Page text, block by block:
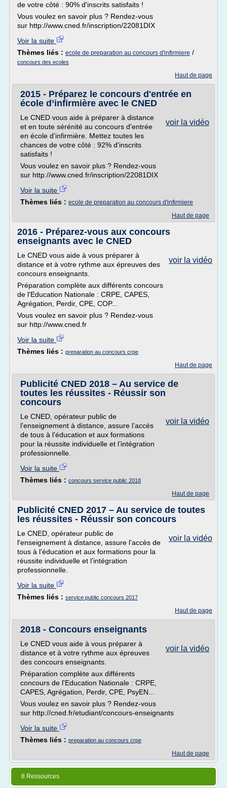
de votre côté : 90% d'inscrits satisfaits !
Vous voulez en savoir plus ? Rendez-vous
sur http://www.cned.fr/inscription/22081DIX
Voir la suite
Thèmes liés : ecole de preparation au concours d'infirmiere /
concours des ecoles
Haut de page
2015 - Préparez le concours d'entrée en
école d’infirmière avec le CNED
voir la vidéo
Le CNED vous aide à préparer à distance
et en toute sérénité au concours d'entrée
en école d'infirmière. Mettez toutes les
chances de votre côté : 92% d'inscrits
satisfaits !
Vous voulez en savoir plus ? Rendez-vous
sur http://www.cned.fr/inscription/22081DIX
Voir la suite
Thèmes liés : ecole de preparation au concours d'infirmiere
Haut de page
2016 - Préparez-vous aux concours
enseignants avec le CNED
voir la vidéo
Le CNED vous aide à vous préparer à
distance et à votre rythme aux épreuves des
concours enseignants.
Préparation complète aux différents concours
de l'Education Nationale : CRPE, CAPES,
Agrégation, Perdir, CPE, COP...
Vous voulez en savoir plus ? Rendez-vous
sur http://www.cned.fr
Voir la suite
Thèmes liés : preparation au concours crpe
Haut de page
Publicité CNED 2018 – Au service de
toutes les réussites - Réussir son
concours
voir la vidéo
Le CNED, opérateur public de
l'enseignement à distance, assure l’accès
de tous à l’éducation et aux formations
pour la réussite individuelle et l’intégration
professionnelle.
Voir la suite
Thèmes liés : concours service public 2018
Haut de page
Publicité CNED 2017 – Au service de toutes
les réussites - Réussir son concours
voir la vidéo
Le CNED, opérateur public de
l'enseignement à distance, assure l’accès de
tous à l’éducation et aux formations pour la
réussite individuelle et l’intégration
professionnelle.
Voir la suite
Thèmes liés : service public concours 2017
Haut de page
2018 - Concours enseignants
voir la vidéo
Le CNED vous aide à vous préparer à
distance et à votre rythme aux épreuves
des concours enseignants.
Préparation complète aux différents
concours de l'Education Nationale : CRPE,
CAPES, Agrégation, Perdir, CPE, PsyEN...
Vous voulez en savoir plus ? Rendez-vous
sur http://cned.fr/etudiant/concours-enseignants
Voir la suite
Thèmes liés : preparation au concours crpe
Haut de page
8 Ressources